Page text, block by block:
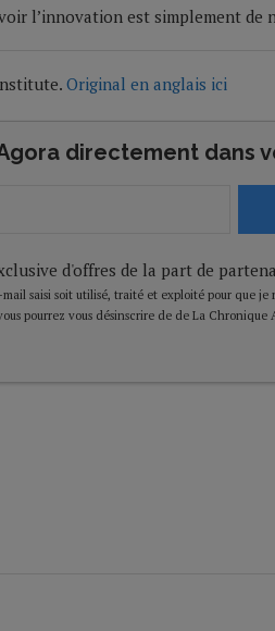
l’innovation est simplement de
Original en anglais ici
directement dans
d'offres de la part de
saisi soit utilisé, traité et exploité pour que
pourrez vous désinscrire de de La Chronique